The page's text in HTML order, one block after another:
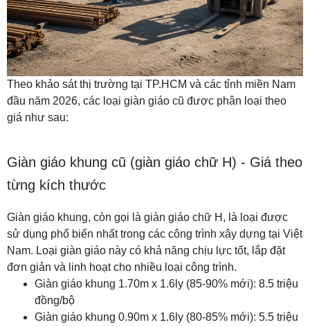
Theo khảo sát thị trường tại TP.HCM và các tỉnh miền Nam
đầu năm 2026, các loại giàn giáo cũ được phân loại theo
giá như sau:
Giàn giáo khung cũ (giàn giáo chữ H) - Giá theo
từng kích thước
Giàn giáo khung, còn gọi là giàn giáo chữ H, là loại được
sử dụng phổ biến nhất trong các công trình xây dựng tại Việt
Nam. Loại giàn giáo này có khả năng chịu lực tốt, lắp đặt
đơn giản và linh hoạt cho nhiều loại công trình.
Giàn giáo khung 1.70m x 1.6ly (85-90% mới): 8.5 triệu
đồng/bộ
Giàn giáo khung 0.90m x 1.6ly (80-85% mới): 5.5 triệu